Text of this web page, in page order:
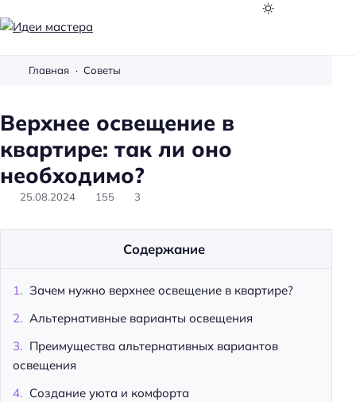
м
с
т
Главная Советы
Верхнее освещение в
квартире: так ли оно
необходимо?
25.08.2024 155 3
Содержание
Зачем нужно верхнее освещение в квартире?
Альтернативные варианты освещения
Преимущества альтернативных вариантов
освещения
Создание уюта и комфорта